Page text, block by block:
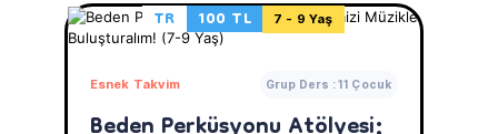
TR
100 TL 7 - 9 Yaş
Esnek Takvim Grup Ders : 11 Çocuk